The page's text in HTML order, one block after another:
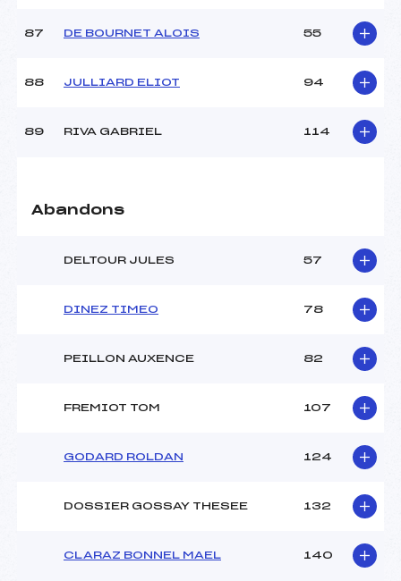
87 DE BOURNET ALOIS 55
88 JULLIARD ELIOT 94
89 RIVA GABRIEL 114
Abandons
DELTOUR JULES 57
DINEZ TIMEO 78
PEILLON AUXENCE 82
FREMIOT TOM 107
GODARD ROLDAN 124
DOSSIER GOSSAY THESEE 132
CLARAZ BONNEL MAEL 140